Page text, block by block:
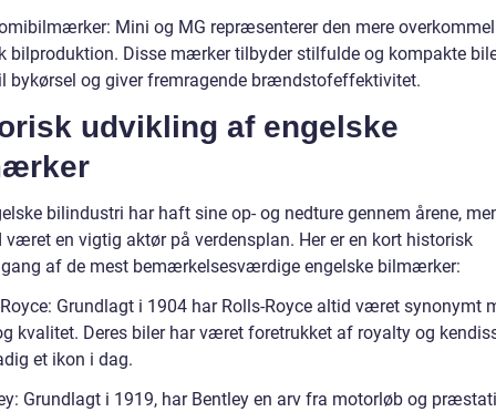
Mini og MG repræsenterer den mere
bilproduktion. Disse mærker tilbyder stilfulde og kompakte
bykørsel og giver fremragende brændstofeffektivitet.
udvikling af engelske
bilindustri har haft sine op- og nedture gennem årene,
været en vigtig aktør på verdensplan. Her er en kort historisk
af de mest bemærkelsesværdige engelske bilmærker:
Grundlagt i 1904 har Rolls-Royce altid været synonymt
kvalitet. Deres biler har været foretrukket af royalty og
et ikon i dag.
Grundlagt i 1919, har Bentley en arv fra motorløb og